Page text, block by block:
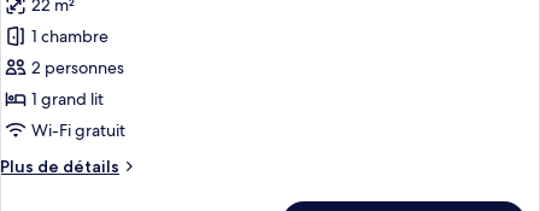
grand
lit,
vue
ville
photos
pour
ce
type
de
chambre :
Chambre
1 chambre
2 personnes
1 grand lit
Wi-Fi gratuit
Plus de détails
Plus